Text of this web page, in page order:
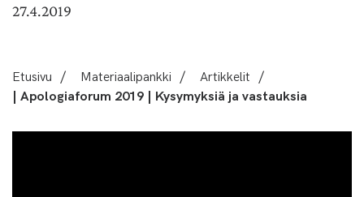
27.4.2019
Etusivu / Materiaalipankki / Artikkelit /
| Apologiaforum 2019 | Kysymyksiä ja vastauksia